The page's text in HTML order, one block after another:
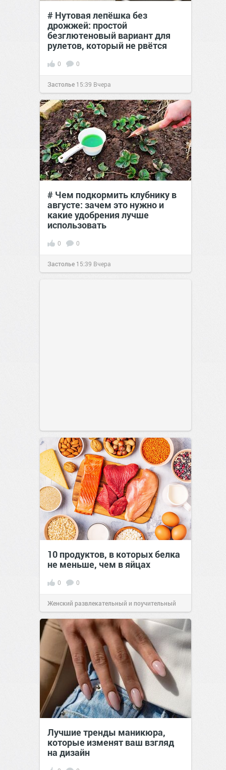
# Нутовая лепёшка без
дрожжей: простой
безглютеновый вариант для
рулетов, который не рвётся
0 0
Застолье 15:39 Вчера
# Чем подкормить клубнику в
августе: зачем это нужно и
какие удобрения лучше
использовать
0 0
Застолье 15:39 Вчера
10 продуктов, в которых белка
не меньше, чем в яйцах
0 0
Женский развлекательный и поучительный
сайт.23:4206 авг 2026
Лучшие тренды маникюра,
которые изменят ваш взгляд
на дизайн